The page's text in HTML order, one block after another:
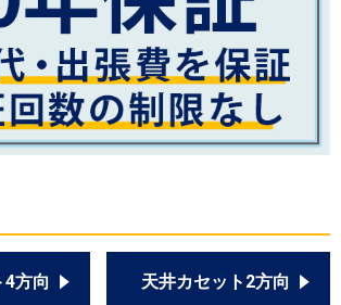
FDRV1405HPA5S-silent
FDRV1405HPA5S-sil
FDRV1405HPA5SA-ca
FDRV1405HPA5SA-sil
FDRK1405HP5S-ca
FDRK1405HP5S-sil
PA-P140F6HDN
PA-P140F7HDN
4方向 天井カセット2方向